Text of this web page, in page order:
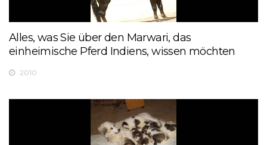
Alles, was Sie über den Marwari, das
einheimische Pferd Indiens, wissen möchten
2010